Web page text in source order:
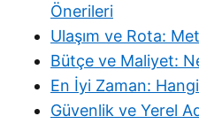
Önerileri
Ulaşım ve Rota:
Bütçe ve Maliyet:
En İyi Zaman:
Güvenlik ve Yerel